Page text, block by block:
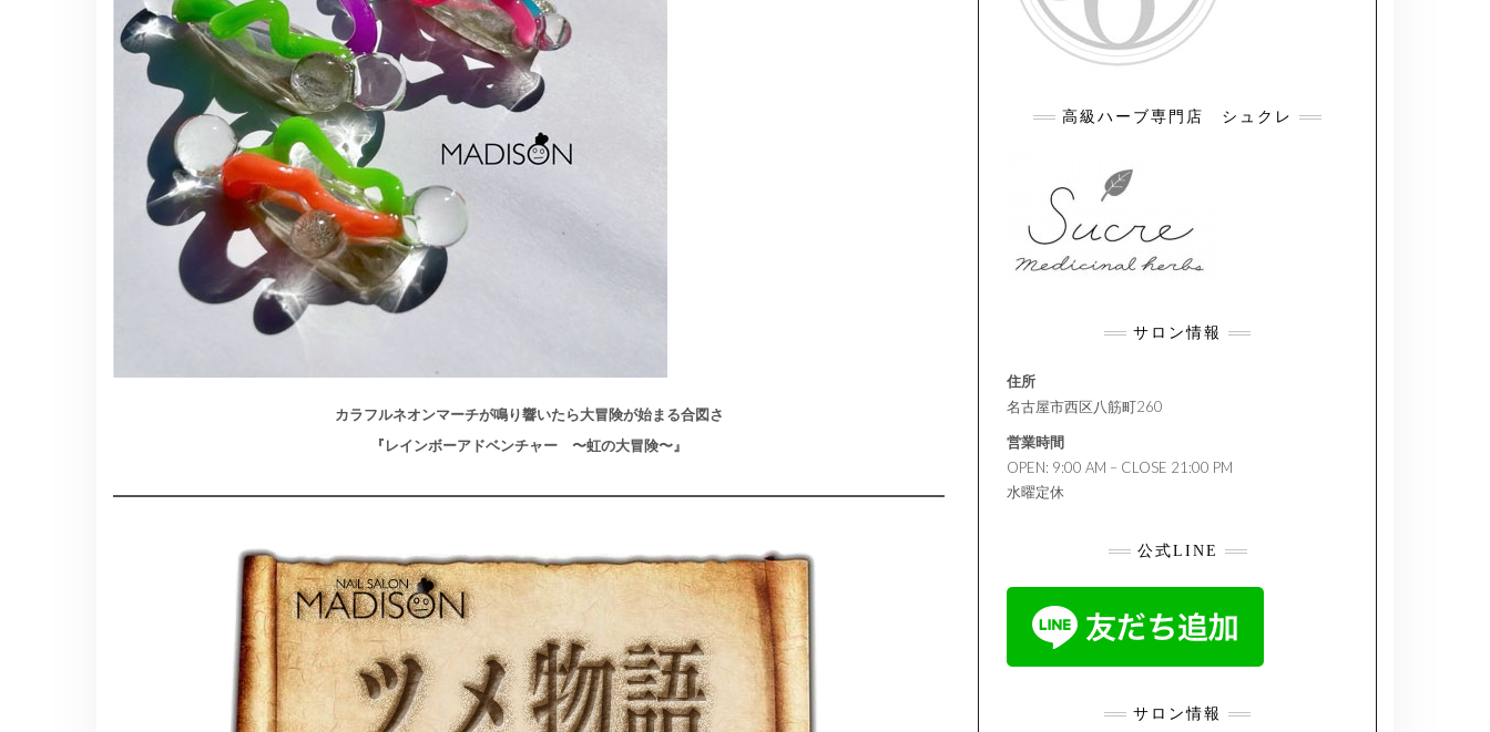
カラフルネオンマーチが鳴り響いたら大冒険が始まる合図さ
『レインボーアドベンチャー 〜虹の大冒険〜』
高級ハーブ専門店 シュクレ
サロン情報
住所
名古屋市西区八筋町260
営業時間
OPEN: 9:00 AM – CLOSE 21:00 PM
水曜定休
公式LINE
サロン情報